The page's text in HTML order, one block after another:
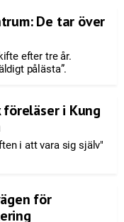
De tar över
efter tre år.
pålästa”.
i Kung
i att vara sig själv"
för